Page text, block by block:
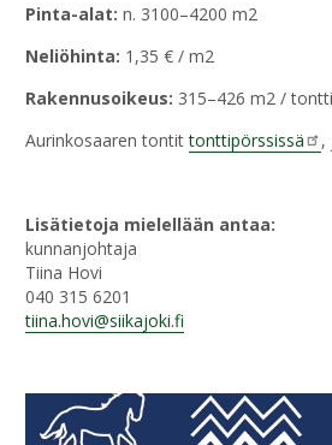
Pinta-alat: n. 3100–4200 m2
Neliöhinta: 1,35 € / m2
Rakennusoikeus: 315–426 m2 / tontti
Aurinkosaaren tontittonttipörssissä ,
Lisätietoja mielellään antaa:
kunnanjohtaja
Tiina Hovi
040 315 6201
tiina.hovi@siikajoki.fi